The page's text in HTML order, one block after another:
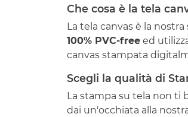
Che cosa è la tela
La tela canvas è la
100% PVC-free ed
canvas stampata
Scegli la qualità di
La stampa su tela non ti
dai un'occhiata alla